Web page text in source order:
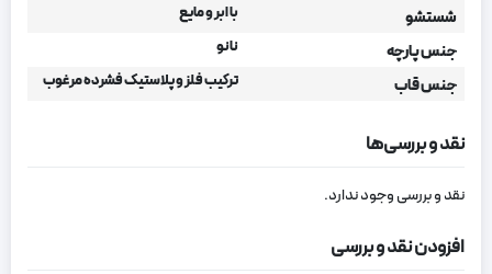
شستشو با ابر و مایع
جنس پارچه نانو
جنس قاب ترکیب فلز و پلاستیک فشرده مرغوب
نقد و بررسی‌ها
نقد و بررسی وجود ندارد.
افزودن نقد و بررسی